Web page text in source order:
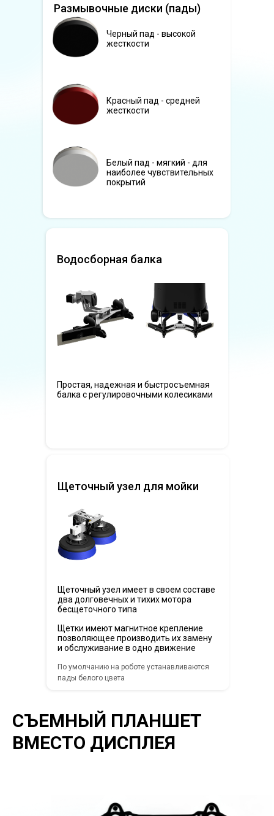
Щеточный узел имеет в своем составе
два долговечных и тихих мотора
бесщеточного типа
Щетки имеют магнитное крепление
позволяющее производить их замену
и обслуживание в одно движение
По умолчанию на роботе устанавливаются
пады белого цвета
Щеточный узел для мойки
Простая, надежная и быстросъемная
балка с регулировочными колесиками
Водосборная балка
Белый пад - мягкий - для
наиболее чувствительных
покрытий
Красный пад - средней
жесткости
Черный пад - высокой
жесткости
Размывочные диски (пады)
СЪЕМНЫЙ ПЛАНШЕТ
ВМЕСТО ДИСПЛЕЯ